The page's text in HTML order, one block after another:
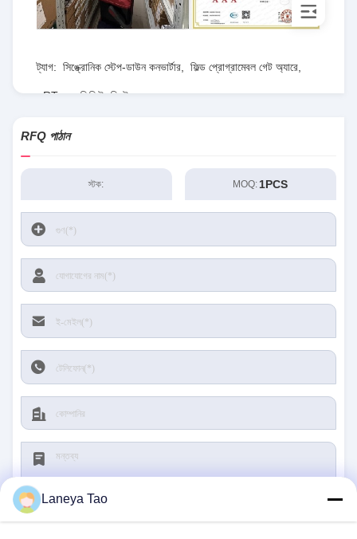
ট্যাগ: সিঙ্ক্রোনিক স্টেপ-ডাউন কনভার্টার ফিল্ড প্রোগ্রামেবল গেট অ্যারে
RT৮০৭৭জিকিউডব্লিউ
RFQ পাঠান
স্টক: MOQ: 1PCS
Laneya Tao